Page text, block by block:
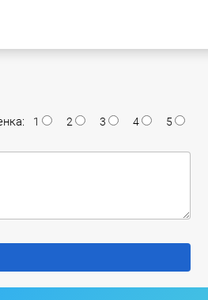
1 2 3 4 5